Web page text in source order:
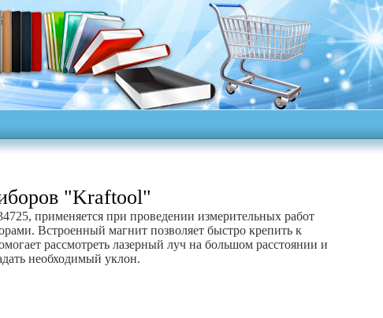
"Kraftool"
применяется при проведении измерительных работ
Встроенный магнит позволяет быстро крепить к
рассмотреть лазерный луч на большом расстоянии и
необходимый уклон.